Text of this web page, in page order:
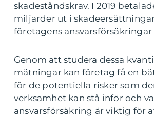
skadeståndskrav. I 2019
miljarder ut i
företagens ansvarsförsäkringar
Genom att studera dessa
mätningar kan företag få en
för de potentiella risker som
verksamhet kan stå inför och
ansvarsförsäkring är viktig för